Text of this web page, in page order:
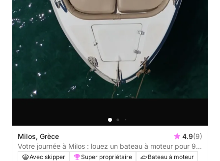
Milos, Grèce 4.9(9)
Votre journée à Milos : louez un bateau à moteur pour 9 h
de découverte.
Avec skipper Super propriétaire
Bateau à moteur